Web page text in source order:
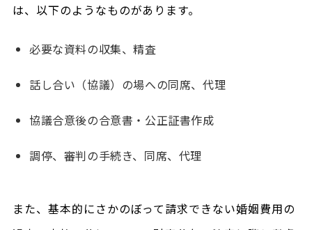
は、以下のようなものがあります。
必要な資料の収集、精査
話し合い（協議）の場への同席、代理
協議合意後の合意書・公正証書作成
調停、審判の手続き、同席、代理
また、基本的にさかのぼって請求できない婚姻費用の